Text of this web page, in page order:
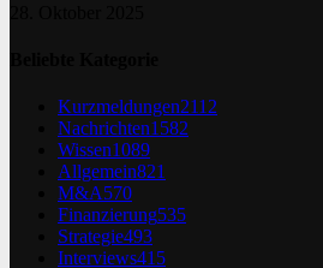
Kurzmeldungen2112
Nachrichten1582
Wissen1089
Allgemein821
M&A570
Finanzierung535
Strategie493
Interviews415